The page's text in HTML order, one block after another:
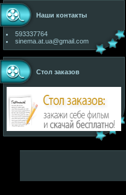
Наши контакты
593337764
sinema.at.ua@gmail.com
Стол заказов